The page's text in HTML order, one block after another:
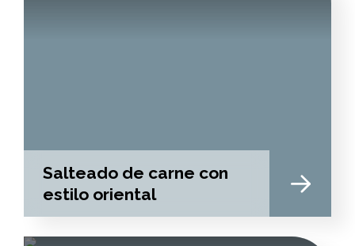
Salteado de carne con
estilo oriental